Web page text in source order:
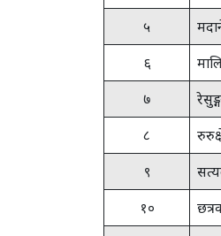
५
६
७
८
९
१०